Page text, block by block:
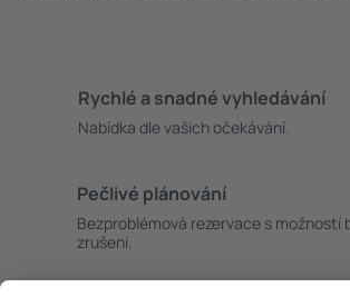
Rychlé a snadné vyhledávání
Nabídka dle vašich očekávání.
Pečlivé plánování
Bezproblémová rezervace s možností
zrušení.